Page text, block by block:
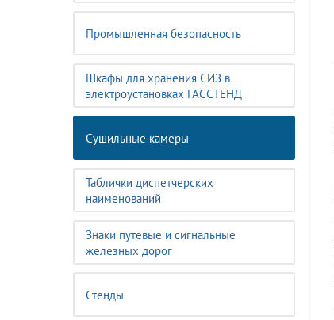
Промышленная безопасность
Шкафы для хранения СИЗ в
электроустановках ГАССТЕНД
Сушильные камеры
Таблички диспетчерских
наименований
Знаки путевые и сигнальные
железных дорог
Стенды